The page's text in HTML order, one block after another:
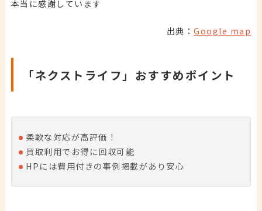
本当に感謝しています
出典：Google map
「ネクストライフ」おすすめポイント
柔軟な対応が高評価！
買取利用でお得に回収可能
HPには費用付きの事例掲載があり安心